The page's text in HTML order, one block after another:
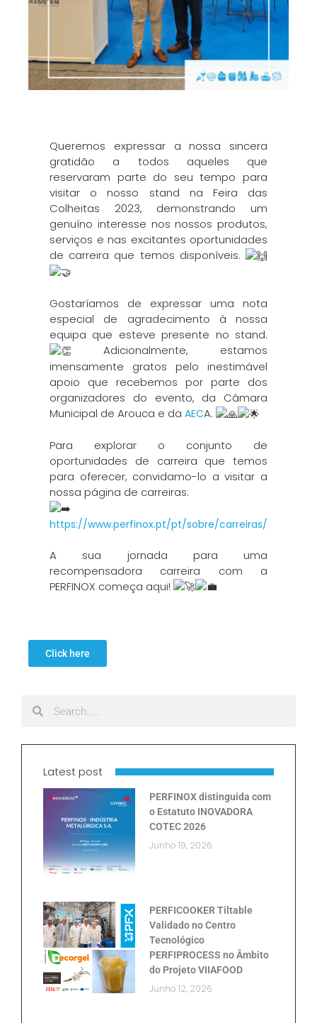
Latest post
PERFINOX distinguida com
o Estatuto INOVADORA
COTEC 2026
Junho 19, 2026
PERFICOOKER Tiltable
Validado no Centro
Tecnológico
PERFIPROCESS no Âmbito
do Projeto VIIAFOOD
Junho 12, 2026
Queremos expressar a nossa sincera
gratidão a todos aqueles que
reservaram parte do seu tempo para
visitar o nosso stand na Feira das
Colheitas 2023, demonstrando um
genuíno interesse nos nossos produtos,
serviços e nas excitantes oportunidades
de carreira que temos disponíveis.
Gostaríamos de expressar uma nota
especial de agradecimento à nossa
equipa que esteve presente no stand.
Adicionalmente, estamos
imensamente gratos pelo inestimável
apoio que recebemos por parte dos
organizadores do evento, da Câmara
Municipal de Arouca e da AECA.
Para explorar o conjunto de
oportunidades de carreira que temos
para oferecer, convidamo-lo a visitar a
nossa página de carreiras:
https://www.perfinox.pt/pt/sobre/carreiras/
A sua jornada para uma
recompensadora carreira com a
PERFINOX começa aqui!
Click here